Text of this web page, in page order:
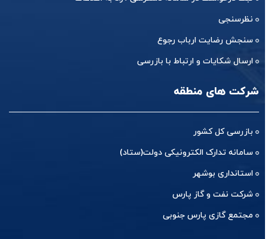
نظرسنجی
سنجش رضایت ارباب رجوع
ارسال شکایات و ارتباط با بازرسی
شرکت های منطقه
بازرسی کل کشور
سامانه تدارک الکترونیکی دولت(ستاد)
استانداری بوشهر
شرکت نفت و گاز پارس
مجتمع گازی پارس جنوبی